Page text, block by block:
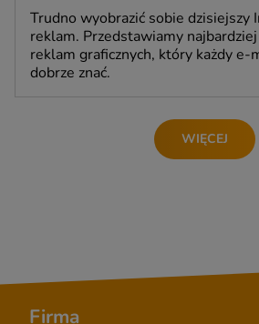
Trudno wyobrazić sobie dzisiejszy
reklam. Przedstawiamy
reklam graficznych, który każdy
dobrze znać.
WIĘCEJ
Firma